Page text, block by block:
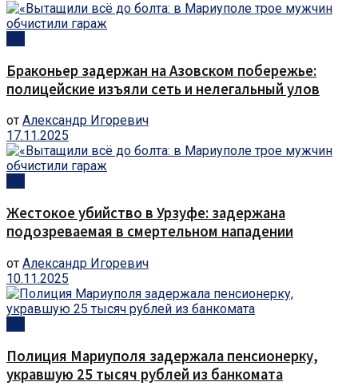
Браконьер задержан на Азовском побережье:
полицейские изъяли сеть и нелегальный улов
от Александр Игоревич
17.11.2025
Жестокое убийство в Урзуфе: задержана
подозреваемая в смертельном нападении
от Александр Игоревич
10.11.2025
Полиция Мариуполя задержала пенсионерку,
укравшую 25 тысяч рублей из банкомата